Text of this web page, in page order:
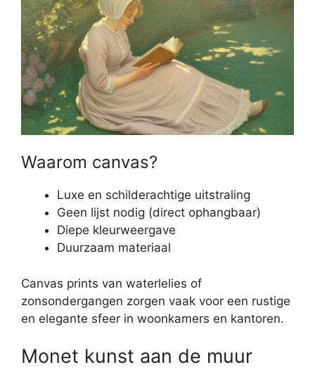
Waarom canvas?
Luxe en schilderachtige uitstraling
Geen lijst nodig (direct ophangbaar)
Diepe kleurweergave
Duurzaam materiaal
Canvas prints van waterlelies of
zonsondergangen zorgen vaak voor een rustige
en elegante sfeer in woonkamers en kantoren.
Monet kunst aan de muur